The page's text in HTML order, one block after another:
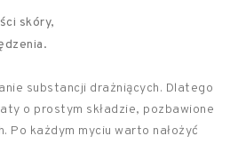
skóry,
substancji drażniących. Dlatego
o prostym składzie, pozbawione
Po każdym myciu warto nałożyć